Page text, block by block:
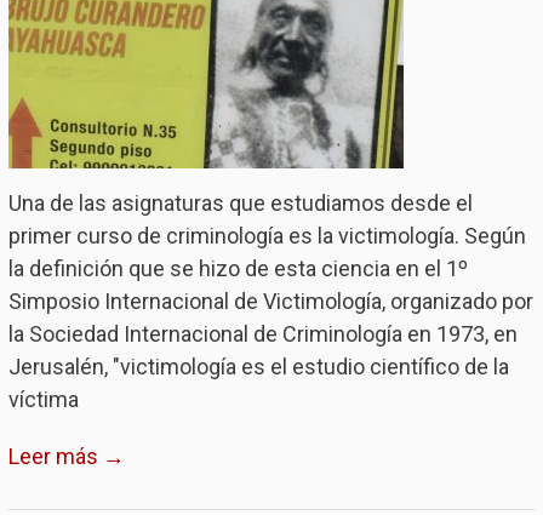
Una de las asignaturas que estudiamos desde el
primer curso de criminología es la victimología. Según
la definición que se hizo de esta ciencia en el 1º
Simposio Internacional de Victimología, organizado por
la Sociedad Internacional de Criminología en 1973, en
Jerusalén, "victimología es el estudio científico de la
víctima
Leer más →